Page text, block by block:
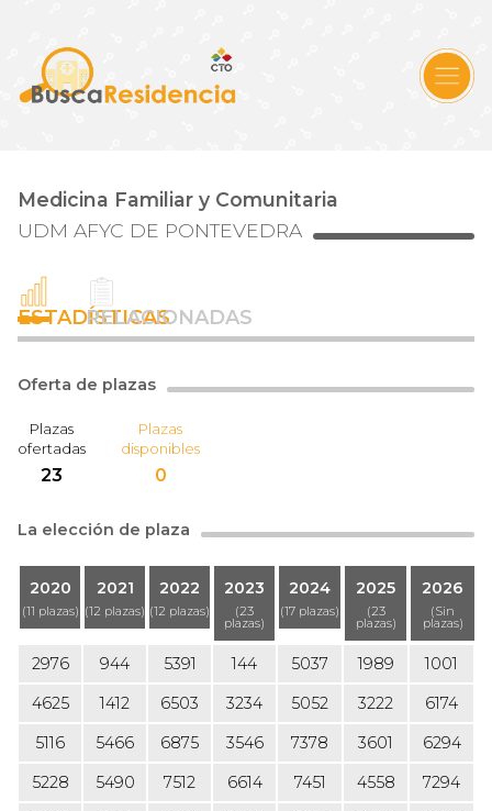
Medicina Familiar y Comunitaria
UDM AFYC DE PONTEVEDRA
ESTADÍSTICAS
RELACIONADAS
Oferta de plazas
Plazas
ofertadas
23
Plazas
disponibles
0
La elección de plaza
2020
(11 plazas)
2021
(12 plazas)
2022
(12 plazas)
2023
(23
plazas)
2024
(17 plazas)
2025
(23
plazas)
2026
(Sin
plazas)
2976 944 5391 144 5037 1989
1001
4625
1412 6503 3234 5052 3222
6174
5116
5466 6875 3546 7378 3601
6294
5228
5490 7512 6614 7451 4558
7294